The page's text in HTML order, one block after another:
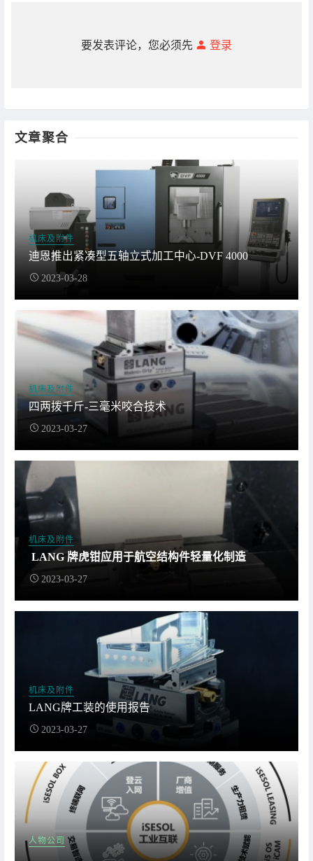
要发表评论，您必须先 登录
文章聚合
机床及附件
迪恩推出紧凑型五轴立式加工中心-DVF 4000
2023-03-28
机床及附件
四两拨千斤-三毫米咬合技术
2023-03-27
机床及附件
LANG 牌虎钳应用于航空结构件轻量化制造
2023-03-27
机床及附件
LANG牌工装的使用报告
2023-03-27
人物公司